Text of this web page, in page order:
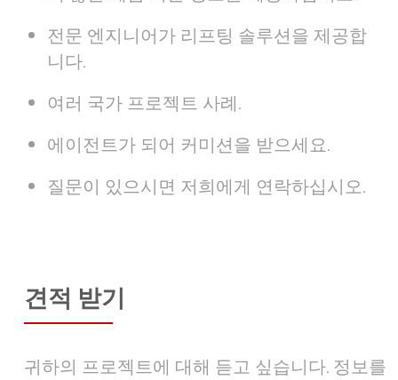
전문 엔지니어가 리프팅 솔루션을 제공합
니다.
여러 국가 프로젝트 사례.
에이전트가 되어 커미션을 받으세요.
질문이 있으시면 저희에게 연락하십시오.
견적 받기
귀하의 프로젝트에 대해 듣고 싶습니다. 정보를